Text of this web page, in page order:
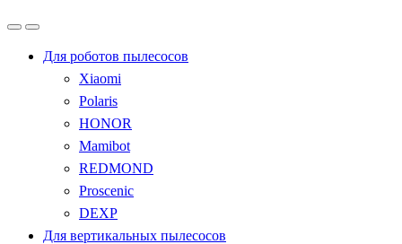
Для роботов пылесосов
Xiaomi
Polaris
HONOR
Mamibot
REDMOND
Proscenic
DEXP
Для вертикальных пылесосов